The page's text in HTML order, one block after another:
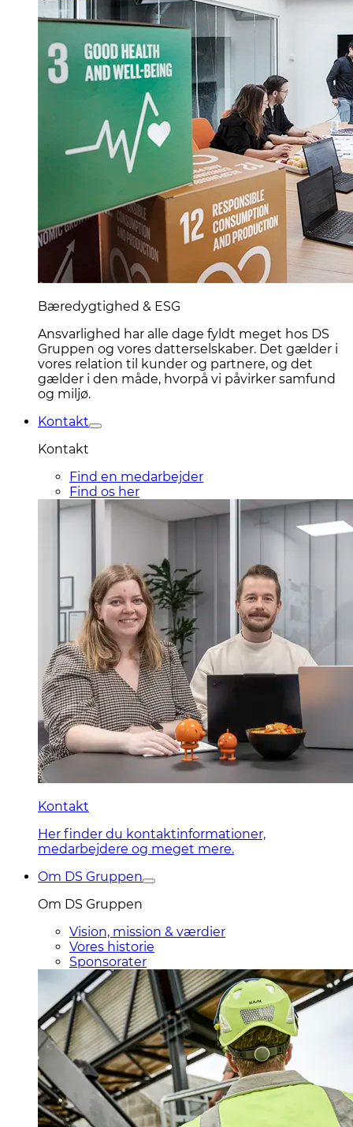
Bæredygtighed & ESG
Ansvarlighed har alle dage fyldt meget hos DS
Gruppen og vores datterselskaber. Det gælder i
vores relation til kunder og partnere, og det
gælder i den måde, hvorpå vi påvirker samfund
og miljø.
Kontakt
Kontakt
Find en medarbejder
Find os her
Kontakt
Her finder du kontaktinformationer,
medarbejdere og meget mere.
Om DS Gruppen
Om DS Gruppen
Vision, mission & værdier
Vores historie
Sponsorater